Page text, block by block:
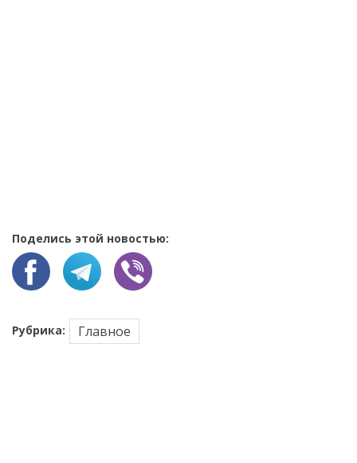
Поделись этой новостью:
Рубрика: Главное